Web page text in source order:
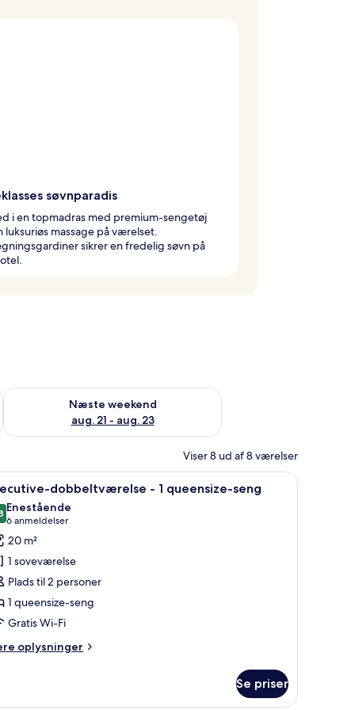
søvnparadis
i en topmadras med premium-sengetøj
luksuriøs massage på værelset.
sikrer en fredelig søvn på
14 - aug. 16
Næste weekend
aug. 21 - aug. 23
Tjek tilgængelighed for næste weekend aug. 21 - aug. 23
Viser 8 ud af 8 værelser
trægulv, skrivebord med stol, et natbord med lampe og et spejl.
Et hotelværelse med en stor seng, telefon
15 dobbeltværelse - 1 queensize-seng
ud af 10
Enestående
6 anmeldelser
(6
anmeldelser)
20 m²
1 soveværelse
Plads til 2 personer
1 queensize-seng
Gratis Wi-Fi
oplysninger
Se priser